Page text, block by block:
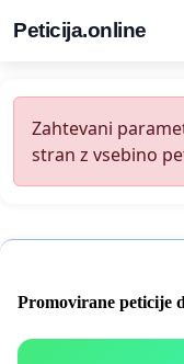
Peticija.online
Zahtevani
stran z vsebino
Promovirane peticije